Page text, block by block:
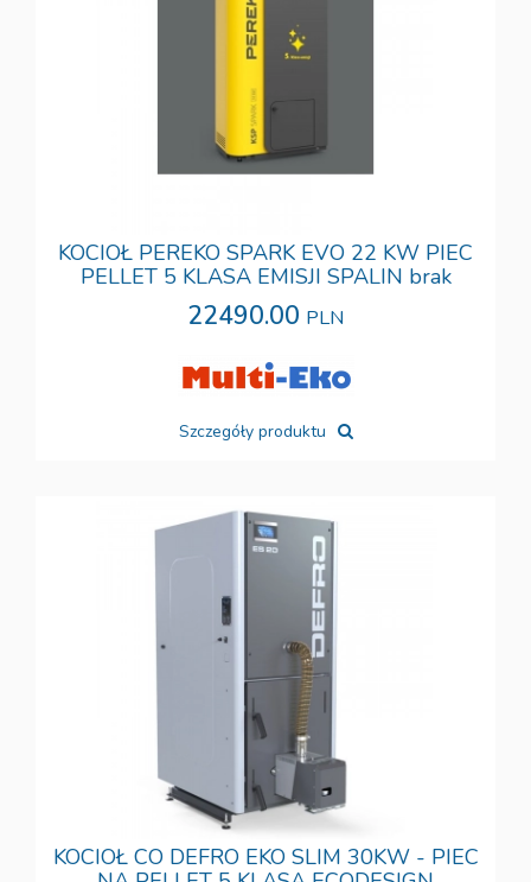
KOCIOŁ PEREKO SPARK EVO 22 KW PIEC
PELLET 5 KLASA EMISJI SPALIN brak
22490.00 PLN
Szczegóły produktu
KOCIOŁ CO DEFRO EKO SLIM 30KW - PIEC